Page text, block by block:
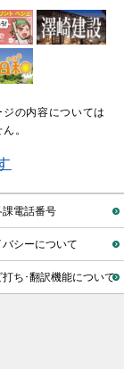
の内容については
。
課電話番号
バシーについて
ち･翻訳機能について